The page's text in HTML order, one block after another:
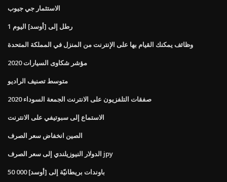
الاستثمار جي جيوب
1 رطل إلى [أوسد] اليوم
وظائف يمكنك القيام بها على الإنترنت من المنزل في المملكة المتحدة
2020 مؤشر شكاوى السيارات
متوسط ​​تصنيف الراديو
صفقات التلفزيون على الانترنت الجمعة السوداء 2020
الاستماع إلى سبوتيفي على الانترنت
الصين انخفاض سعر الصرف
الدولار النيوزيلندي إلى سعر الصرف jpy
50 000 باوندات بريطانيّة إلى [أوسد]